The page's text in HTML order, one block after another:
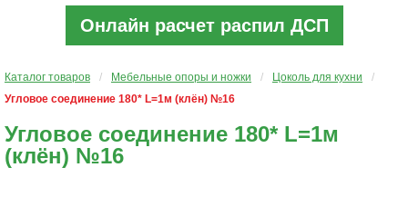
Онлайн расчет распил ДСП
Каталог товаров / Мебельные опоры и ножки / Цоколь для кухни
/
Угловое соединение 180* L=1м (клён) №16
Угловое соединение 180* L=1м
(клён) №16